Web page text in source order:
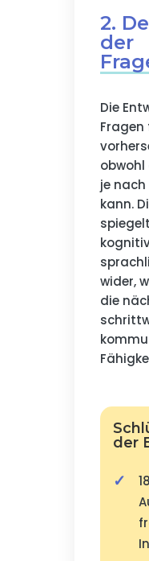
2.
der
Die
Fragen
obwohl
je nach
kann.
wider,
die
der